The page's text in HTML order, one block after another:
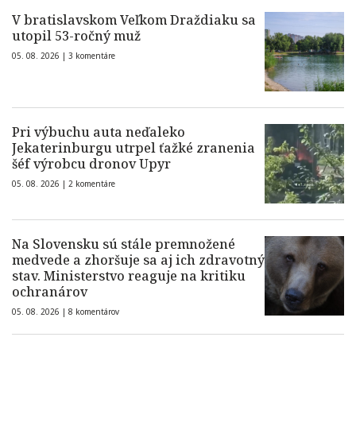
V bratislavskom Veľkom Draždiaku sa
utopil 53-ročný muž
05. 08. 2026 | 3 komentáre
Pri výbuchu auta neďaleko
Jekaterinburgu utrpel ťažké zranenia
šéf výrobcu dronov Upyr
05. 08. 2026 | 2 komentáre
Na Slovensku sú stále premnožené
medvede a zhoršuje sa aj ich zdravotný
stav. Ministerstvo reaguje na kritiku
ochranárov
05. 08. 2026 | 8 komentárov